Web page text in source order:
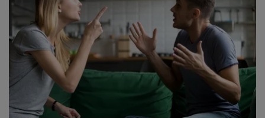
RELAȚII ȘI CUPLU